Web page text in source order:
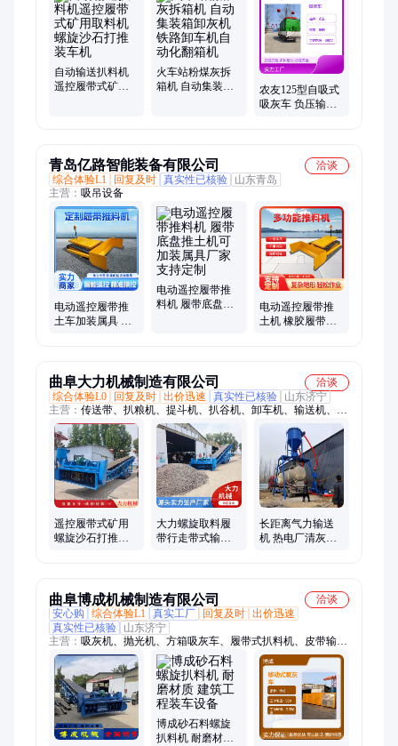
机、吸灰车、传送带、扒粮机、滚筒抛光机、挖树机、气力输送
机、螺旋输送机、皮带输送机、管链机
自动输送扒料机
遥控履带式矿用
火车站粉煤灰拆
箱机 自动集装箱
农友125型自吸式
吸灰车 负压输送
青岛亿路智能装备有限公司
洽谈
综合体验L1
回复及时 真实性已核验
山东青岛
主营： 吸吊设备
电动遥控履带推
土车加装属具 履
电动遥控履带推
料机 履带底盘推
电动遥控履带推
土机 橡胶履带底
曲阜大力机械制造有限公司
洽谈
综合体验L0
回复及时 出价迅速 真实性已核验
山东济宁
主营： 传送带、扒粮机、提斗机、扒谷机、卸车机、输送机、输
送设备、翻箱卸灰机、气力吸灰机、皮带运输机、滚筒抛光机、
液压翻板机、拆箱卸灰机、环保除尘机械、气力输送系统、除铁
锈抛光机、垂直斗式提升机
遥控履带式矿用
螺旋沙石打推装
大力螺旋取料履
带行走带式输送
长距离气力输送
机 热电厂清灰吸
曲阜博成机械制造有限公司
洽谈
安心购
综合体验L1 真实工厂 回复及时 出价迅速
真实性已核验
山东济宁
主营： 吸灰机、抛光机、方箱吸灰车、履带式扒料机、皮带输送
机、集装箱卸灰机
博成砂石料螺旋
扒料机 耐磨材质